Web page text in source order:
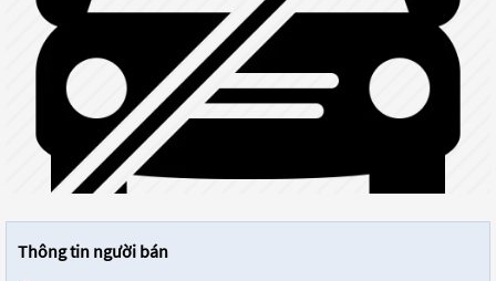
Thông tin người bán